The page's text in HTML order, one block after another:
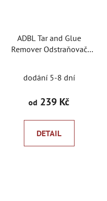
ADBL Tar and Glue
Remover Odstraňovač
dodání 5-8 dní
od 239 Kč
DETAIL